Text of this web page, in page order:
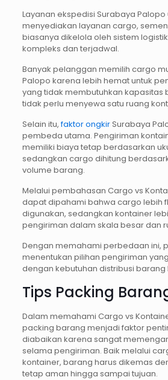
Layanan ekspedisi Surabaya
menyediakan layanan cargo,
biasanya dikelola oleh sistem
kompleks dan terjadwal.
Banyak pelanggan memilih cargo
Palopo karena lebih hemat untuk
yang tidak membutuhkan kapasitas
tidak perlu menyewa satu ruang
Selain itu,faktor ongkirSurabaya
pembeda utama. Pengiriman
memiliki biaya tetap berdasarkan
sedangkan cargo dihitung
volume barang.
Melalui pembahasan Cargo vs
dapat dipahami bahwa cargo lebih
digunakan, sedangkan kontainer
pengiriman dalam skala besar dan
Dengan memahami perbedaan ini,
menentukan pilihan pengiriman
dengan kebutuhan distribusi barang
Tips Packing
Dalam memahami Cargo vs
packing barang menjadi faktor
diabaikan karena sangat
selama pengiriman. Baik melalui
kontainer, barang harus dikemas
tetap aman hingga sampai tujuan.